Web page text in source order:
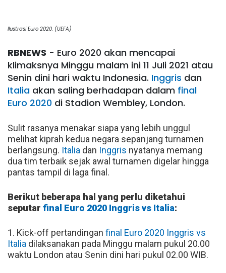
Ilustrasi Euro 2020. (UEFA)
RBNEWS - Euro 2020 akan mencapai
klimaksnya Minggu malam ini 11 Juli 2021 atau
Senin dini hari waktu Indonesia. Inggris dan
Italia akan saling berhadapan dalam final
Euro 2020 di Stadion Wembley, London.
Sulit rasanya menakar siapa yang lebih unggul
melihat kiprah kedua negara sepanjang turnamen
berlangsung. Italia dan Inggris nyatanya memang
dua tim terbaik sejak awal turnamen digelar hingga
pantas tampil di laga final.
Berikut beberapa hal yang perlu diketahui
seputar final Euro 2020 Inggris vs Italia:
1. Kick-off pertandingan final Euro 2020 Inggris vs
Italia dilaksanakan pada Minggu malam pukul 20.00
waktu London atau Senin dini hari pukul 02.00 WIB.